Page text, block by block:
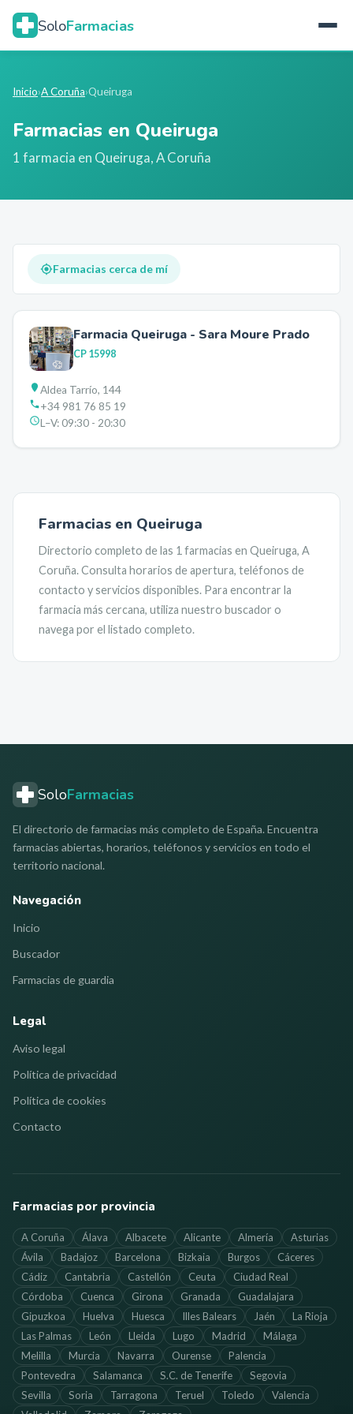
SoloFarmacias
Inicio›A Coruña›Queiruga
Farmacias en Queiruga
1 farmacia en Queiruga,A Coruña
Farmacias cerca de mí
Farmacia Queiruga - Sara Moure Prado
CP 15998
Aldea Tarrío, 144
+34 981 76 85 19
L–V:09:30 - 20:30
Farmacias en Queiruga
Directorio completo de las 1 farmacias en Queiruga, A
Coruña. Consulta horarios de apertura, teléfonos de
contacto y servicios disponibles. Para encontrar la
farmacia más cercana, utiliza nuestro buscador o
navega por el listado completo.
SoloFarmacias
El directorio de farmacias más completo de España. Encuentra
farmacias abiertas, horarios, teléfonos y servicios en todo el
territorio nacional.
Navegación
Inicio
Buscador
Farmacias de guardia
Legal
Aviso legal
Política de privacidad
Política de cookies
Contacto
Farmacias por provincia
A Coruña Álava Albacete Alicante Almería
Asturias
Ávila
Badajoz Barcelona Bizkaia Burgos
Cáceres
Cádiz
Cantabria Castellón Ceuta
Ciudad Real
Córdoba
Cuenca Girona Granada
Guadalajara
Gipuzkoa
Huelva Huesca Illes Balears Jaén
La Rioja
Las Palmas
León Lleida Lugo Madrid
Málaga
Melilla
Murcia Navarra Ourense
Palencia
Pontevedra
Salamanca S.C. de Tenerife
Segovia
Sevilla
Soria Tarragona Teruel Toledo
Valencia